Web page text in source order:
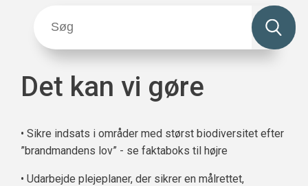
Det kan vi gøre
• Sikre indsats i områder med størst biodiversitet efter
”brandmandens lov” - se faktaboks til højre
• Udarbejde plejeplaner, der sikrer en målrettet,